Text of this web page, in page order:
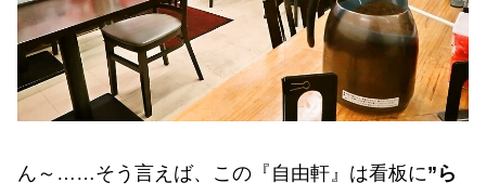
ん～……そう言えば、この『自由軒』は看板に”ら